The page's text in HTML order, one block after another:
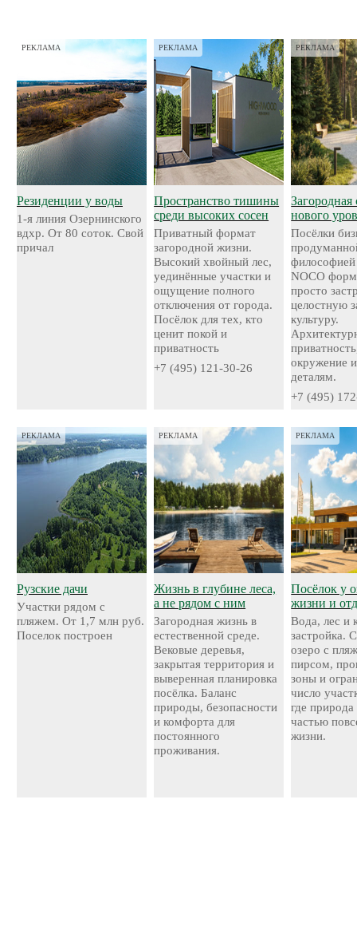
РЕКЛАМА
Резиденции у воды
1-я линия Озернинского
вдхр. От 80 соток. Свой
причал
РЕКЛАМА
Пространство тишины
среди высоких сосен
Приватный формат
загородной жизни.
Высокий хвойный лес,
уединённые участки и
ощущение полного
отключения от города.
Посёлок для тех, кто
ценит покой и
приватность
+7 (495) 121-30-26
РЕКЛАМА
Загородная
нового
Посёлки
NOCO
просто
целостную
культуру.
окружение
деталям.
+7 (495)
РЕКЛАМА
Рузские дачи
Участки рядом с
пляжем. От 1,7 млн руб.
Поселок построен
РЕКЛАМА
Жизнь в глубине леса,
а не рядом с ним
Загородная жизнь в
естественной среде.
Вековые деревья,
закрытая территория и
выверенная планировка
посёлка. Баланс
природы, безопасности
и комфорта для
постоянного
проживания.
РЕКЛАМА
Посёлок у
жизни и
Вода, лес и
застройка.
озеро с
пирсом,
зоны и
число
где природа
частью
жизни.